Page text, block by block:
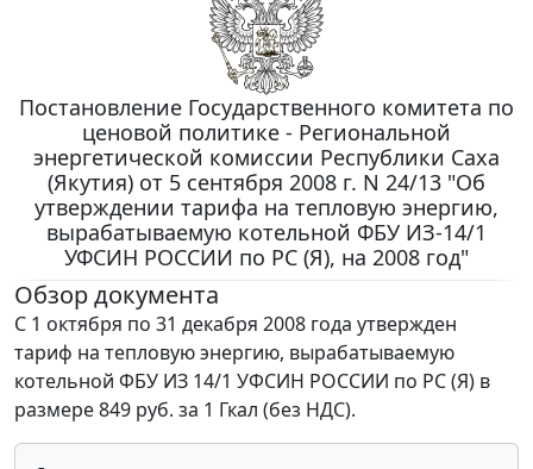
Постановление Государственного комитета по
ценовой политике - Региональной
энергетической комиссии Республики Саха
(Якутия) от 5 сентября 2008 г. N 24/13 "Об
утверждении тарифа на тепловую энергию,
вырабатываемую котельной ФБУ ИЗ-14/1
УФСИН РОССИИ по РС (Я), на 2008 год"
Обзор документа
С 1 октября по 31 декабря 2008 года утвержден
тариф на тепловую энергию, вырабатываемую
котельной ФБУ ИЗ 14/1 УФСИН РОССИИ по PC (Я) в
размере 849 руб. за 1 Гкал (без НДС).